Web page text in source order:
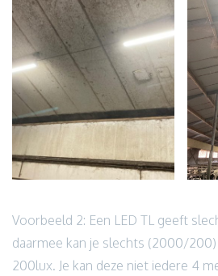
Voorbeeld 2: Een LED TL geeft
daarmee kan je slechts (2000/
200lux. Je kan deze niet iedere 4